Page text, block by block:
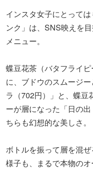
インスタ女子にとって
ンク」は、SNS映えを
メニュー。
蝶豆花茶（バタフライ
に、ブドウのスムージ
ラ（702円）」と、蝶豆
ーが層になった「日の
ちらも幻想的な美しさ。
ボトルを振って層を混
様子も、まるで本物の